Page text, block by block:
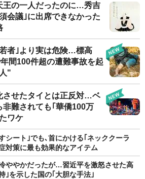
王の一人だったのに…秀吉
会議｣に出席できなかった
者｣より実は危険…標高
間100件超の遭難事故を起
"
させたタイとは正反対…ベ
非難されても｢華僑100万
ワケ
シート｣でも､首にかける｢ネッククーラ
対策に最も効果的なアイテム
ややかだったが…習近平を激怒させた高
｣を示した国の｢大胆な手法｣